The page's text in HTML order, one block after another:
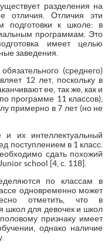
разделения на
отличия. Отличия эти
подготовки к школе: в
программам. Это
имеет целью
заведения.
(среднего)
12 лет, поскольку в
ее, так же, как и
программе 11 классов),
примерно в 7 лет (но не
их интеллектуальный
поступлением в 1 класс.
сдать похожий
school [4, с. 118].
по классам в
одновременно может
отметить, что в
школ для девочек и школ
признаку имеет
однако наличие